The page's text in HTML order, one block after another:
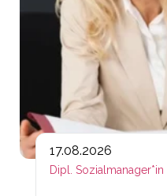
17.08.2026
Dipl. Sozialmanager*in